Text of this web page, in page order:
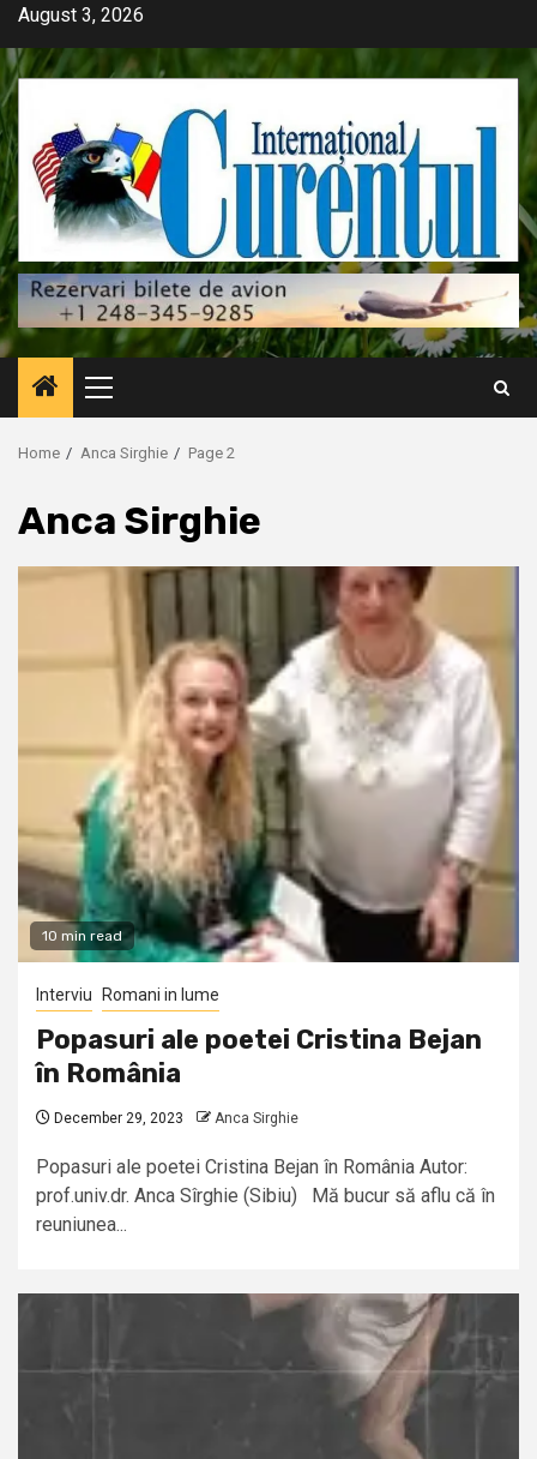
Skip
content
August 3, 2026
Primary
Menu
Home Anca Sirghie Page 2
Anca Sirghie
10 min read
Interviu Romani in lume
Popasuri ale poetei Cristina Bejan
în România
December 29, 2023 Anca Sirghie
Popasuri ale poetei Cristina Bejan în România Autor:
prof.univ.dr. Anca Sîrghie (Sibiu) Mă bucur să aflu că în
reuniunea...